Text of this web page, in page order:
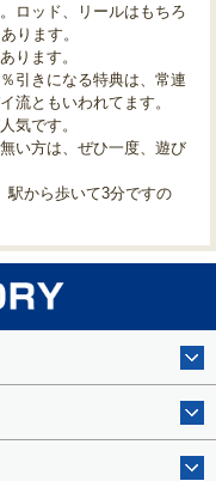
ロッド、リールはもちろ
ります。
ります。
引きになる特典は、常連
流ともいわれてます。
気です。
い方は、ぜひ一度、遊び
駅から歩いて3分ですの